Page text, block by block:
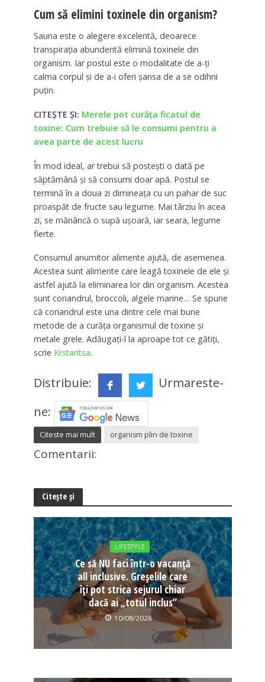
Cum să elimini toxinele din organism?
Sauna este o alegere excelentă, deoarece
transpirația abundentă elimină toxinele din
organism. Iar postul este o modalitate de a-ți
calma corpul și de a-i oferi șansa de a se odihni
puțin.
CITEȘTE ȘI: Merele pot curăța ficatul de
toxine: Cum trebuie să le consumi pentru a
avea parte de acest lucru
În mod ideal, ar trebui să postești o dată pe
săptămână și să consumi doar apă. Postul se
termină în a doua zi dimineața cu un pahar de suc
proaspăt de fructe sau legume. Mai târziu în acea
zi, se mănâncă o supă ușoară, iar seara, legume
fierte.
Consumul anumitor alimente ajută, de asemenea.
Acestea sunt alimente care leagă toxinele de ele și
astfel ajută la eliminarea lor din organism. Acestea
sunt coriandrul, broccoli, algele marine… Se spune
că coriandrul este una dintre cele mai bune
metode de a curăța organismul de toxine și
metale grele. Adăugați-l la aproape tot ce gătiți,
scrie Krstaritsa.
Distribuie:
Urmareste-
ne:
Citeste mai mult organism plin de toxine
Comentarii:
Citește și
LIFESTYLE
Ce să NU faci într-o vacanță
all inclusive. Greșelile care
îți pot strica sejurul chiar
dacă ai „totul inclus”
10/08/2026